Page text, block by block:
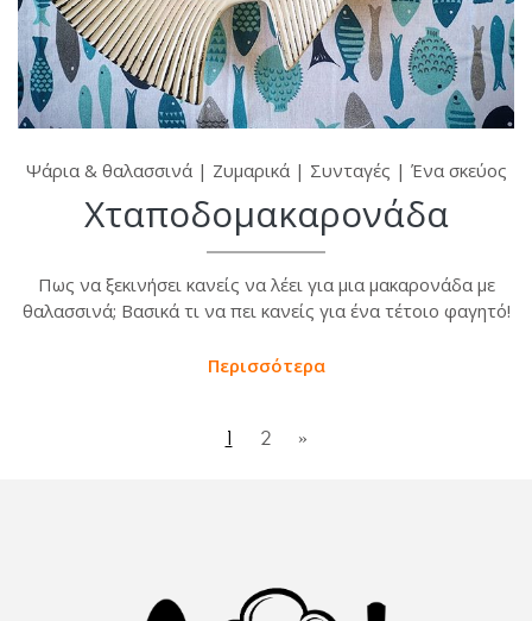
Ψάρια & θαλασσινά| Ζυμαρικά| Συνταγές | Ένα σκεύος
Χταποδομακαρονάδα
Πως να ξεκινήσει κανείς να λέει για μια μακαρονάδα με
θαλασσινά; Βασικά τι να πει κανείς για ένα τέτοιο φαγητό!
Περισσότερα
1 2 »